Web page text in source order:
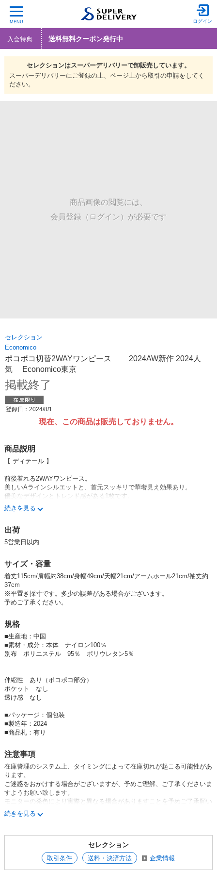
MENU ログイン
入会特典 送料無料クーポン発行中
セレクションはスーパーデリバリーで卸販売しています。
スーパーデリバリーにご登録の上、ページ上から取引の申請をしてく
ださい。
商品画像の閲覧には、
会員登録（ログイン）が必要です
セレクション
Economico
ポコポコ切替2WAYワンピース 2024AW新作 2024人
気 Economico東京
掲載終了
登録日：2024/8/1
現在、この商品は販売しておりません。
商品説明
【 ディテール 】
前後着れる2WAYワンピース。
美しいAラインシルエットと、首元スッキリで華奢見え効果あり。
優美なデザインとトレンド感がある1枚です。
モデル身長：166cm
ファッション通販 大人ファッション 30代ファッション 40代ファッション
50代ファッション 30代コーデ 40代コーデ 50代コーデ
長コーデ アラフィフコーデ アラフィフファッション アラフォーファッシ
ョン アラフィフファッション
レディース ユニセックス ビック ビッグシルエット ゆったり 大きいサイ
ズ 大人 おしゃれ 10代 20代 30代 40代 50代 60代 お洒落 かっこいい ア
春夏コーデ 40代春夏コーデ 50代春夏コーデ
2024SS ゆったりサイズ 2024春夏新作 2024人気 Economico東京
続きを見る
出荷
5営業日以内
サイズ・容量
着丈115cm/肩幅約38cm/身幅49cm/天幅21cm/アームホール21cm/袖丈約
37cm
※平置き採寸です。多少の誤差がある場合がございます。
予めご了承ください。
規格
■生産地：中国
■素材・成分：本体 ナイロン100％
別布 ポリエステル 95％ ポリウレタン5％
伸縮性 あり（ポコポコ部分）
ポケット なし
透け感 なし
■パッケージ：個包装
■製造年：2024
■商品札：有り
注意事項
在庫管理のシステム上、タイミングによって在庫切れが起こる可能性があ
ります。
ご迷惑をおかけする場合がございますが、予めご理解、ご了承くださいま
すようお願い致します。
モニターの発色により実際と異なる場合がありますことを予めご了承願い
ます。
お気軽にお問合わせください。
【送料について】
ご購入金額（税抜）20,000円（以上）〜送料無料になります。
続きを見る
セレクション
取引条件 送料・決済方法 企業情報